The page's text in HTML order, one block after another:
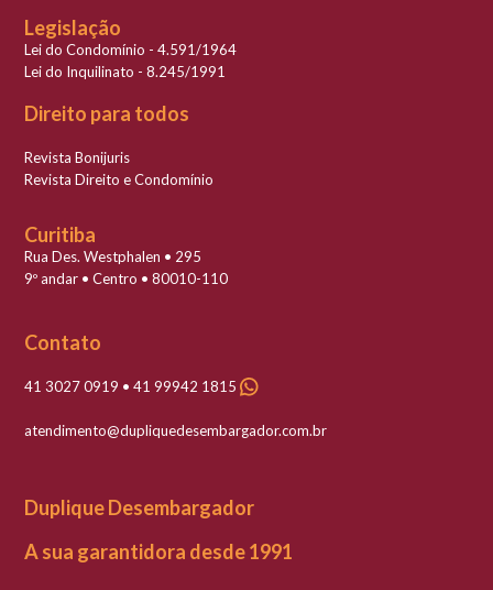
Legislação
Lei do Condomínio - 4.591/1964
Lei do Inquilinato - 8.245/1991
Direito para todos
Revista Bonijuris
Revista Direito e Condomínio
Curitiba
Rua Des. Westphalen • 295
9º andar • Centro • 80010-110
Contato
41 3027 0919 • 41 99942 1815
atendimento@dupliquedesembargador.com.br
Duplique Desembargador
A sua garantidora desde 1991